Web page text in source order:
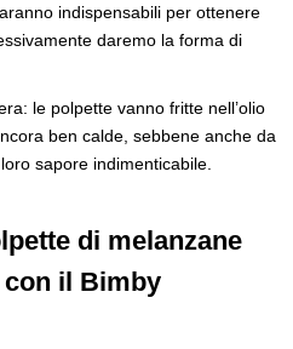
indispensabili per ottenere
daremo la forma di
le polpette vanno fritte nell’olio
ben calde, sebbene anche da
sapore indimenticabile.
di melanzane
il Bimby